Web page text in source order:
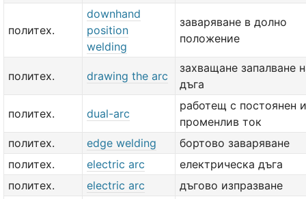
политех.
downhand
position
welding
заваряване в долно
положение
политех. drawing the arc
захващане запалване
дъга
политех. dual-arc
работещ с постоянен и
променлив ток
политех.
edge welding
бортово заваряване
политех.
electric arc
електрическа дъга
политех.
electric arc дъгово изпразване